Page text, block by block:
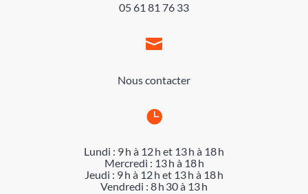
05 61 81 76 33

Nous contacter

Lundi : 9 h à 12 h et 13 h à 18 h
Mercredi : 13 h à 18 h
Jeudi : 9 h à 12 h et 13 h à 18 h
Vendredi : 8 h 30 à 13 h